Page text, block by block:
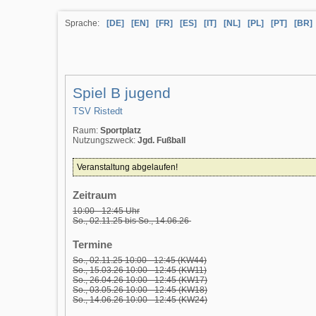
Sprache: [DE] [EN] [FR] [ES] [IT] [NL] [PL] [PT] [BR]
Spiel B jugend
TSV Ristedt
Raum: Sportplatz
Nutzungszweck: Jgd. Fußball
Veranstaltung abgelaufen!
Zeitraum
10:00 - 12:45 Uhr
So., 02.11.25 bis So., 14.06.26
Termine
So., 02.11.25 10:00 - 12:45 (KW44)
So., 15.03.26 10:00 - 12:45 (KW11)
So., 26.04.26 10:00 - 12:45 (KW17)
So., 03.05.26 10:00 - 12:45 (KW18)
So., 14.06.26 10:00 - 12:45 (KW24)